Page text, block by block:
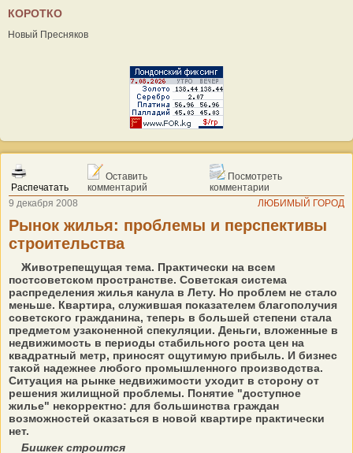
КОРОТКО
Новый Пресняков
Распечатать
Оставить
комментарий
Посмотреть
комментарии
9 декабря 2008
ЛЮБИМЫЙ ГОРОД
Рынок жилья: проблемы и перспективы
строительства
Животрепещущая тема. Практически на всем
постсоветском пространстве. Советская система
распределения жилья канула в Лету. Но проблем не стало
меньше. Квартира, служившая показателем благополучия
советского гражданина, теперь в большей степени стала
предметом узаконенной спекуляции. Деньги, вложенные в
недвижимость в периоды стабильного роста цен на
квадратный метр, приносят ощутимую прибыль. И бизнес
такой надежнее любого промышленного производства.
Ситуация на рынке недвижимости уходит в сторону от
решения жилищной проблемы. Понятие "доступное
жилье" некорректно: для большинства граждан
возможностей оказаться в новой квартире практически
нет.
Бишкек строится